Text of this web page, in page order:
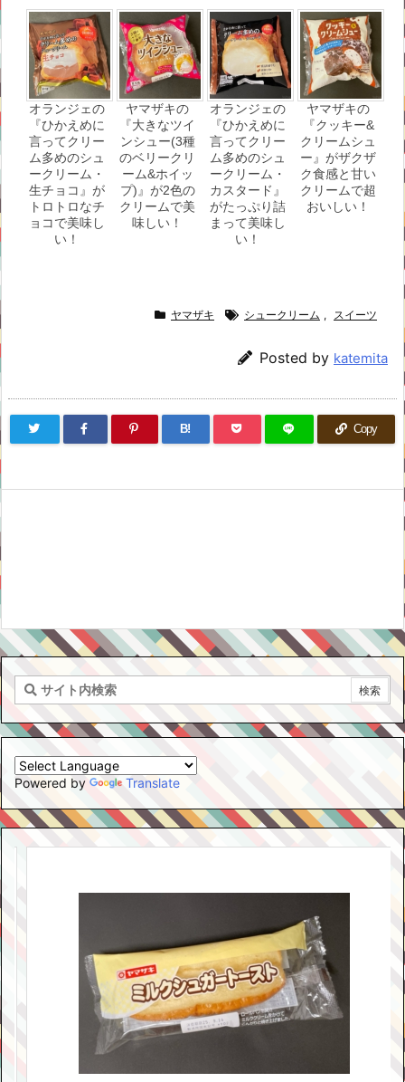
オランジェの
『ひかえめに
言ってクリー
ム多めのシュ
ークリーム・
生チョコ』が
トロトロなチ
ョコで美味し
い！
ヤマザキの
『大きなツイ
ンシュー(3種
のベリークリ
ーム&ホイッ
プ)』が2色の
クリームで美
味しい！
オランジェの
『ひかえめに
言ってクリー
ム多めのシュ
ークリーム・
カスタード』
がたっぷり詰
まって美味し
い！
ヤマザキの
『クッキー&
クリームシュ
ー』がザクザ
ク食感と甘い
クリームで超
おいしい！
ヤマザキ シュークリーム , スイーツ
Posted by katemita
B! Copy
Powered by Translate